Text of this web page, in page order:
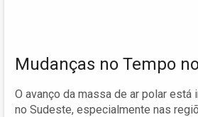
Mudanças no Tempo
O avanço da massa de ar polar está
no Sudeste, especialmente nas